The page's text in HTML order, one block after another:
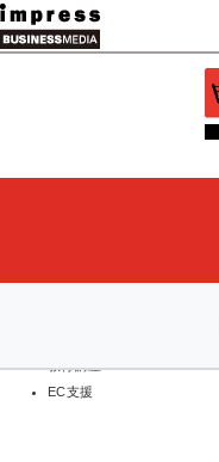
メ
イ
ン
ツ
移
教育講座
EC支援